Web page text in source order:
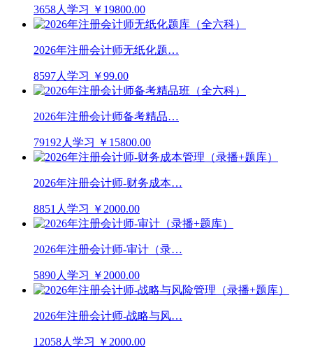
3658人学习 ￥19800.00
2026年注册会计师无纸化题…
8597人学习 ￥99.00
2026年注册会计师备考精品…
79192人学习 ￥15800.00
2026年注册会计师-财务成本…
8851人学习 ￥2000.00
2026年注册会计师-审计（录…
5890人学习 ￥2000.00
2026年注册会计师-战略与风…
12058人学习 ￥2000.00